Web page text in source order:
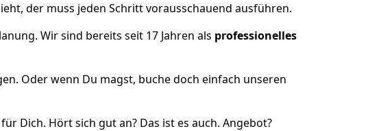
der muss jeden Schritt vorausschauend ausführen.
Wir sind bereits seit 17 Jahren als professionelles
Oder wenn Du magst, buche doch einfach unseren
Dich. Hört sich gut an? Das ist es auch. Angebot?